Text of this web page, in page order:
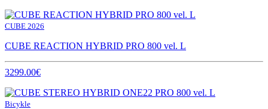
CUBE 2026
CUBE REACTION HYBRID PRO 800 vel. L
3299.00€
Bicykle